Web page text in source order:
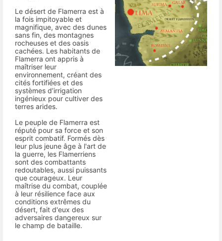
Le désert de Flamerra est à
la fois impitoyable et
magnifique, avec des dunes
sans fin, des montagnes
rocheuses et des oasis
cachées. Les habitants de
Flamerra ont appris à
maîtriser leur
environnement, créant des
cités fortifiées et des
systèmes d’irrigation
ingénieux pour cultiver des
terres arides.
Le peuple de Flamerra est
réputé pour sa force et son
esprit combatif. Formés dès
leur plus jeune âge à l'art de
la guerre, les Flamerriens
sont des combattants
redoutables, aussi puissants
que courageux. Leur
maîtrise du combat, couplée
à leur résilience face aux
conditions extrêmes du
désert, fait d'eux des
adversaires dangereux sur
le champ de bataille.